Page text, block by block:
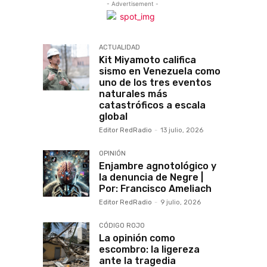
- Advertisement -
ACTUALIDAD
Kit Miyamoto califica
sismo en Venezuela como
uno de los tres eventos
naturales más
catastróficos a escala
global
Editor RedRadio - 13 julio, 2026
OPINIÓN
Enjambre agnotológico y
la denuncia de Negre |
Por: Francisco Ameliach
Editor RedRadio - 9 julio, 2026
CÓDIGO ROJO
La opinión como
escombro: la ligereza
ante la tragedia